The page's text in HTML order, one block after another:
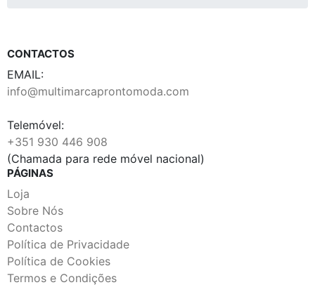
CONTACTOS
EMAIL:
info@multimarcaprontomoda.com
Telemóvel:
+351 930 446 908
(Chamada para rede móvel nacional)
PÁGINAS
Loja
Sobre Nós
Contactos
Política de Privacidade
Política de Cookies
Termos e Condições